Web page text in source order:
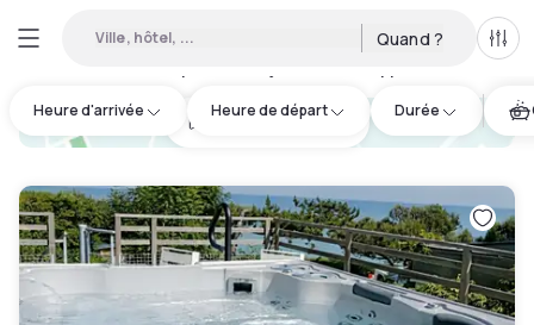
Ville, hôtel, ... Quand ?
Heure d'arrivée Heure de départ Durée
hotel.cta.view_map